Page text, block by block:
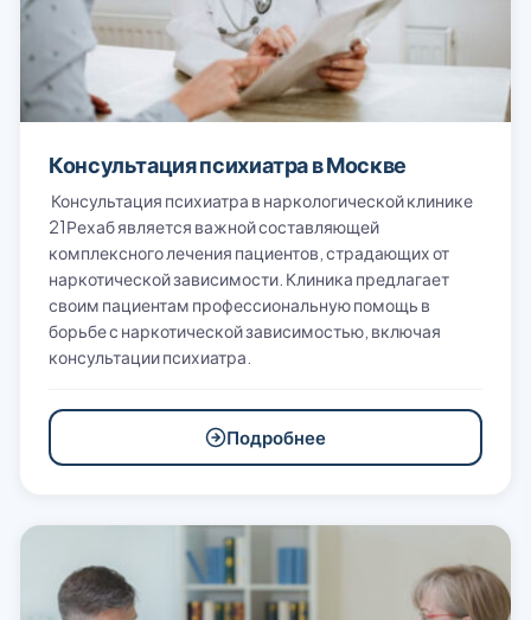
Консультация психиатра в Москве
Консультация психиатра в наркологической клинике
21Рехаб является важной составляющей
комплексного лечения пациентов, страдающих от
наркотической зависимости. Клиника предлагает
своим пациентам профессиональную помощь в
борьбе с наркотической зависимостью, включая
консультации психиатра.
Подробнее